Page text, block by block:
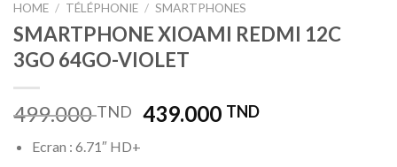
HOME / TÉLÉPHONIE / SMARTPHONES
SMARTPHONE XIOAMI REDMI 12C
3GO 64GO-VIOLET
499.000TND 439.000 TND
Ecran : 6.71″ HD+